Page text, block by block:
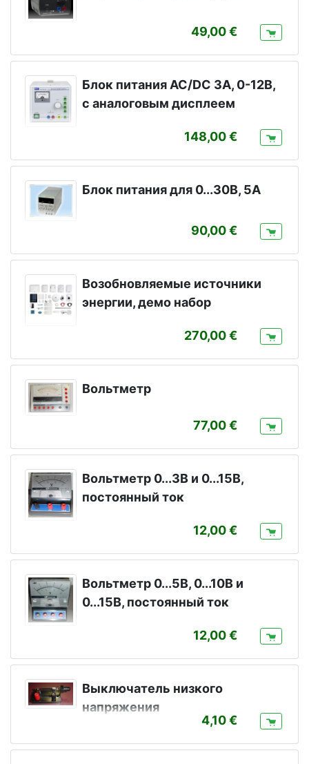
49,00
Блок питания AC/DC 3A, 0-12В,
с аналоговым дисплеем
148,00
Блок питания для 0...30В, 5A
90,00
Возобновляемые источники
энергии, демо набор
270,00
Вольтметр
77,00
Вольтметр 0...3В и 0...15В,
постоянный ток
12,00
Вольтметр 0...5В, 0...10В и
0...15В, постоянный ток
12,00
Выключатель низкого
напряжения
4,10